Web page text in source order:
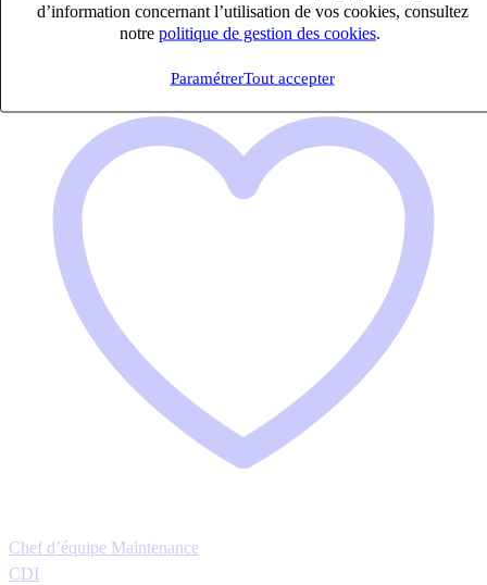
d’information concernant l’utilisation de vos cookies, consultez
notre politique de gestion des cookies
ParamétrerTout accepter
Industrie & Ingénierie
Chef d’équipe Maintenance
CDI